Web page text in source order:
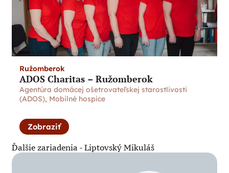
Ružomberok
ADOS Charitas – Ružomberok
Agentúra domácej ošetrovateľskej starostlivosti
(ADOS), Mobilné hospice
Zobraziť
Ďalšie zariadenia - Liptovský Mikuláš